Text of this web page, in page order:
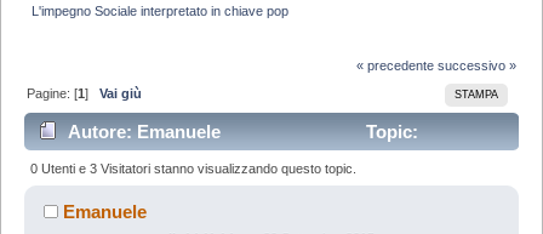
L'impegno Sociale interpretato in chiave pop
« precedente successivo »
STAMPA
Pagine: [1]Vai giù
Autore: Emanuele
Topic:
L'impegno Sociale interpretato in chiave pop (Letto
59690 volte)
0 Utenti e 3 Visitatori stanno visualizzando questo topic.
Emanuele